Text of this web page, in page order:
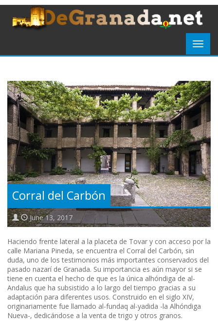
Corral del Carbón
June 13, 2017
Haciendo frente lateral a la placeta de Tovar y con acceso por la
calle Mariana Pineda, se encuentra el Corral del Carbón, sin
duda, uno de los testimonios más importantes conservados del
pasado nazarí de Granada. Su importancia es aún mayor si se
tiene en cuenta el hecho de que es la única alhóndiga de al-
Andalus que ha subsistido a lo largo del tiempo gracias a su
adaptación para diferentes usos. Construido en el siglo XIV,
originariamente fue llamado al-fundaq al-yadida -la Alhóndiga
Nueva-, dedicándose a la venta de trigo y otros granos.